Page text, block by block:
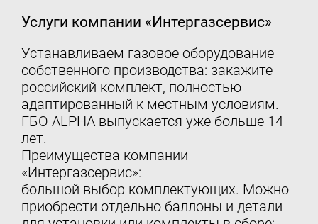
Услуги компании «Интергазсервис»
Устанавливаем газовое оборудование
собственного производства: закажите
российский комплект, полностью
адаптированный к местным условиям.
ГБО ALPHA выпускается уже больше 14
лет.
Преимущества компании
«Интергазсервис»:
большой выбор комплектующих. Можно
приобрести отдельно баллоны и детали